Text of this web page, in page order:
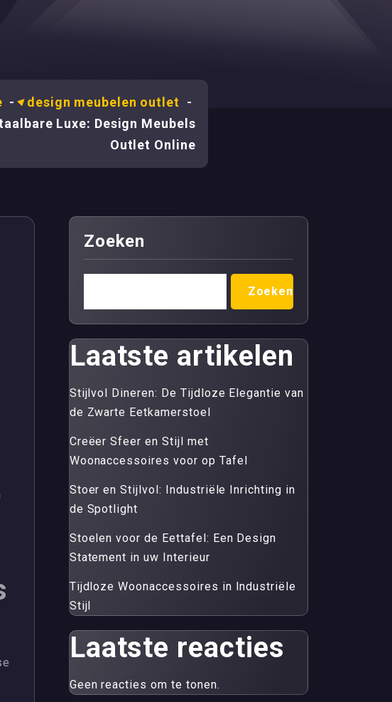
- design meubelen outlet -
Luxe: Design Meubels
Outlet Online
Zoeken
Zoeken
Laatste artikelen
Stijlvol Dineren: De Tijdloze Elegantie van
de Zwarte Eetkamerstoel
Creëer Sfeer en Stijl met
Woonaccessoires voor op Tafel
Stoer en Stijlvol: Industriële Inrichting in
de Spotlight
Stoelen voor de Eettafel: Een Design
Statement in uw Interieur
Tijdloze Woonaccessoires in Industriële
Stijl
Laatste reacties
Geen reacties om te tonen.